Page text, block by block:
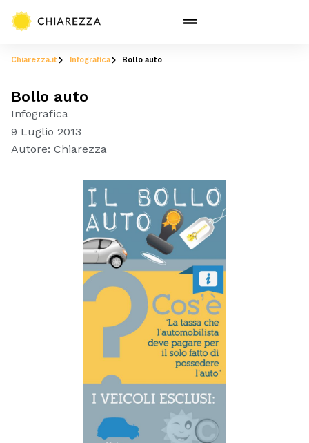
Chiarezza.it Infografica Bollo auto
Bollo auto
Infografica
9 Luglio 2013
Autore: Chiarezza